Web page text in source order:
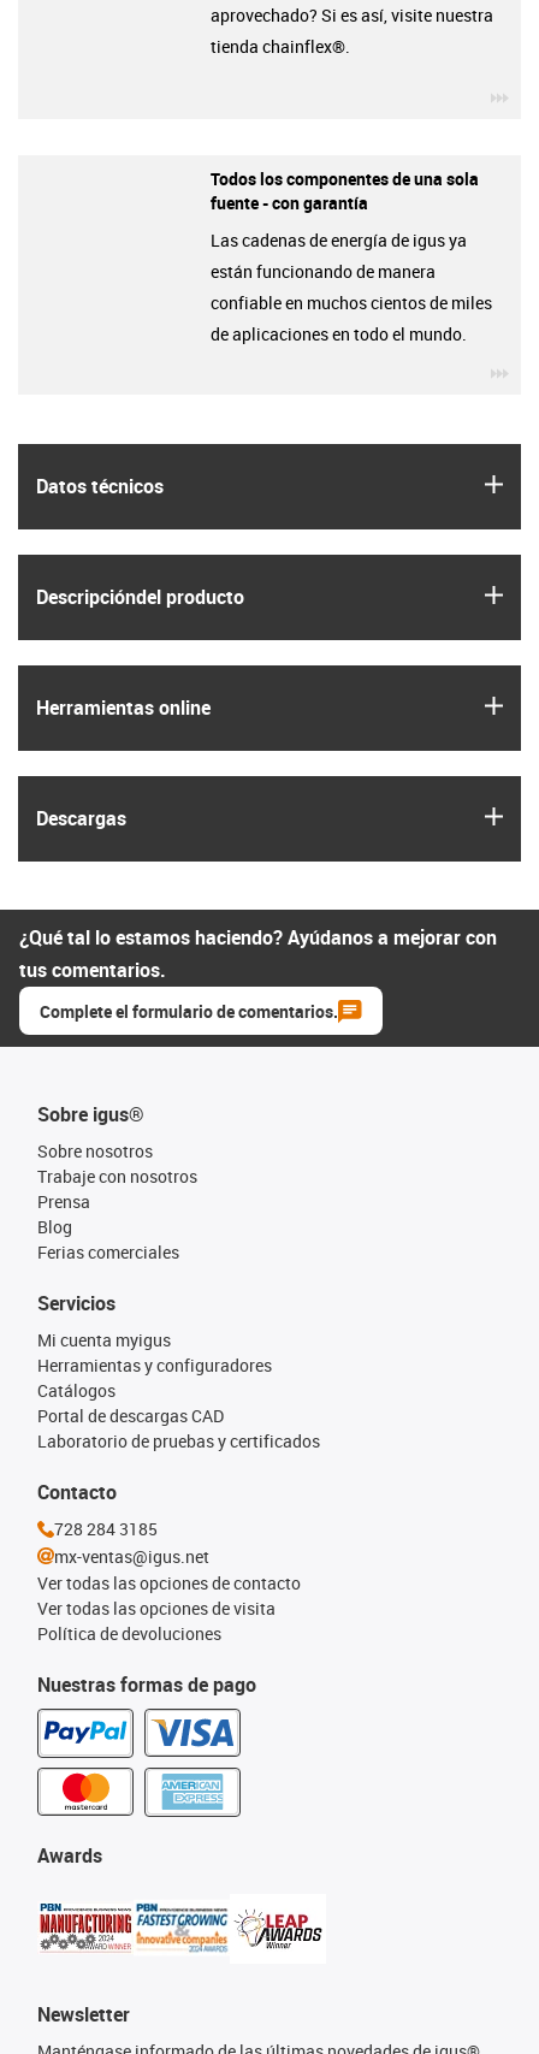
Datos técnicos
Descripción­del producto
Herramientas online
Descargas
aprovechado? Si es así, visite nuestra
tienda chainflex®.
Todos los componentes de una sola
fuente - con garantía
Las cadenas de energía de igus ya
están funcionando de manera
confiable en muchos cientos de miles
de aplicaciones en todo el mundo.
¿Qué tal lo estamos haciendo? Ayúdanos a mejorar con
tus comentarios.
Complete el formulario de comentarios.
Sobre igus®
Sobre nosotros
Trabaje con nosotros
Prensa
Blog
Ferias comerciales
Nuestras formas de pago
Servicios
Mi cuenta myigus
Herramientas y configuradores
Catálogos
Portal de descargas CAD
Laboratorio de pruebas y certificados
Awards
Newsletter
Contacto
728 284 3185
mx-ventas@igus.net
Ver todas las opciones de contacto
Ver todas las opciones de visita
Política de devoluciones